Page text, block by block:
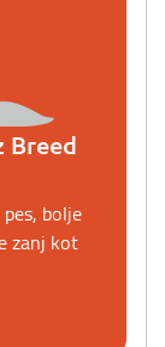
Breed
bolje
zanj kot